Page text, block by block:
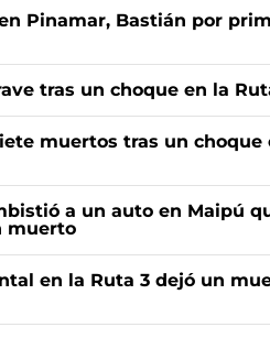
Pinamar, Bastián por
tras un choque en la
muertos tras un
a un auto en Maipú
muerto
en la Ruta 3 dejó un